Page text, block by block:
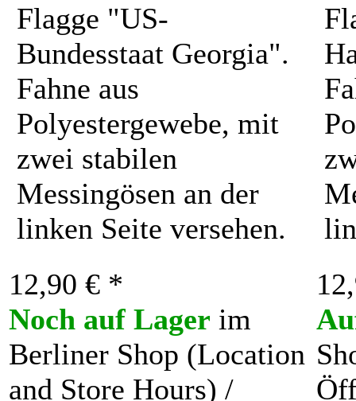
Flagge "US-
Bundesstaat Georgia".
Fahne aus
Polyestergewebe, mit
zwei stabilen
Messingösen an der
linken Seite versehen.
12,90 € *
Noch auf Lager im
Berliner Shop (Location
and Store Hours) /